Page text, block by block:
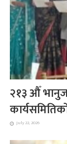
२१३ औँ
July 22, 2026